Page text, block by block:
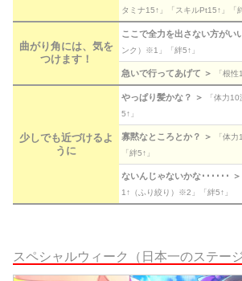
タミナ15↑」「スキルPt15↑」「
曲がり角には、気を
つけます！
ここで全力を出さない方がい
ンク）※1」「絆5↑」
急いで行ってあげて ＞ 「根性
少しでも近づけるよ
うに
やっぱり髪かな？ ＞
「体力
5↑」
寡黙なところとか？ ＞
「体力
「絆5↑」
ないんじゃないかな･･････ ＞
1↑（ふり絞り）※2」「絆5↑」
スペシャルウィーク（日本一のステージ